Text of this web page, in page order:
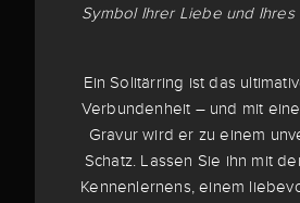
Symbol Ihrer Liebe und Ihres
Ein Solitärring ist das
Verbundenheit – und mit
Gravur wird er zu einem
Schatz. Lassen Sie ihn mit
Kennenlernens, einem